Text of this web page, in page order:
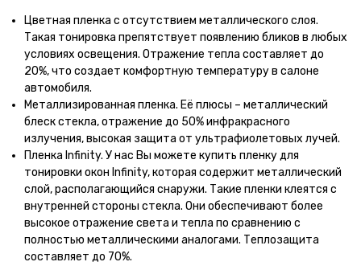
Цветная пленка с отсутствием металлического слоя.
Такая тонировка препятствует появлению бликов в любых
условиях освещения. Отражение тепла составляет до
20%, что создает комфортную температуру в салоне
автомобиля.
Металлизированная пленка. Её плюсы – металлический
блеск стекла, отражение до 50% инфракрасного
излучения, высокая защита от ультрафиолетовых лучей.
Пленка Infinity. У нас Вы можете купить пленку для
тонировки окон Infinity, которая содержит металлический
слой, располагающийся снаружи. Такие пленки клеятся с
внутренней стороны стекла. Они обеспечивают более
высокое отражение света и тепла по сравнению с
полностью металлическими аналогами. Теплозащита
составляет до 70%.